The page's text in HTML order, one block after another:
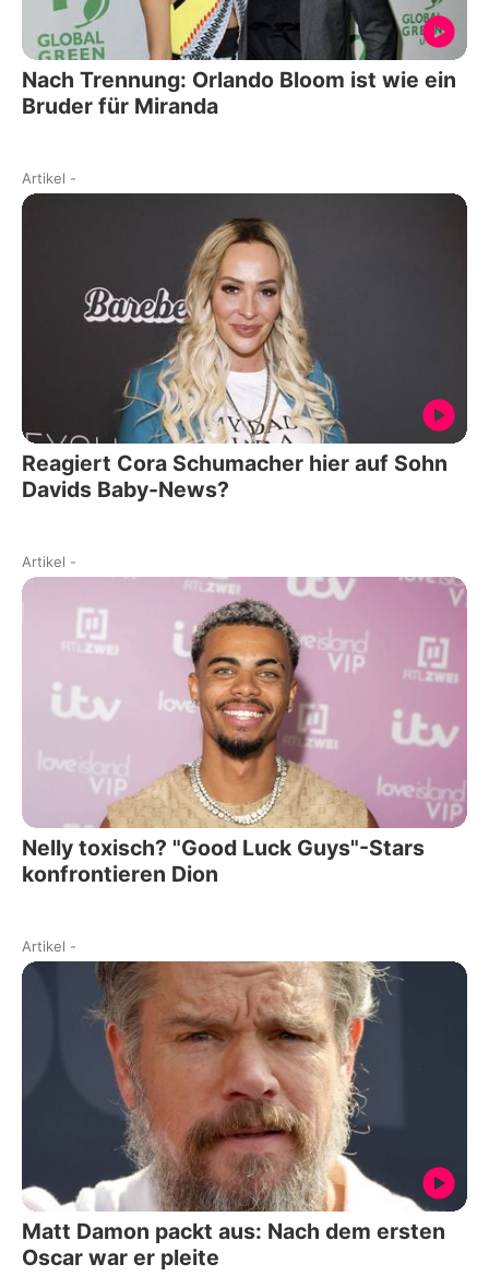
Nach Trennung: Orlando Bloom ist wie ein
Bruder für Miranda
Artikel -
Reagiert Cora Schumacher hier auf Sohn
Davids Baby-News?
Artikel -
Nelly toxisch? "Good Luck Guys"-Stars
konfrontieren Dion
Artikel -
Matt Damon packt aus: Nach dem ersten
Oscar war er pleite